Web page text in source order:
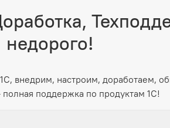
недорого!
внедрим, настроим, доработаем,
полная поддержка по продуктам 1С!